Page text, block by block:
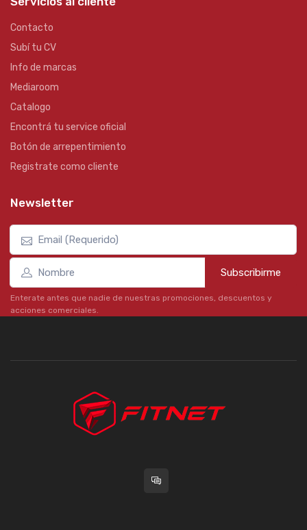
Contacto
Subí tu CV
Info de marcas
Mediaroom
Catalogo
Encontrá tu service oficial
Botón de arrepentimiento
Registrate como cliente
Newsletter
Subscribirme
Enterate antes que nadie de nuestras promociones, descuentos y
acciones comerciales.